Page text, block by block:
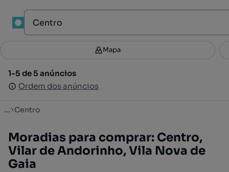
Filtros 2
1-5 de 5 anúncios
Ordem dos anúncios
Mapa
1-5 de 5 anúncios
Ordem dos anúncios
... Centro
Moradias para comprar: Centro,
Vilar de Andorinho, Vila Nova de
Gaia